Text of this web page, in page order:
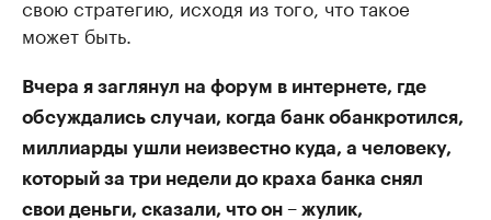
свою стратегию, исходя из того, что такое
может быть.
Вчера я заглянул на форум в интернете, где
обсуждались случаи, когда банк обанкротился,
миллиарды ушли неизвестно куда, а человеку,
который за три недели до краха банка снял
свои деньги, сказали, что он – жулик,